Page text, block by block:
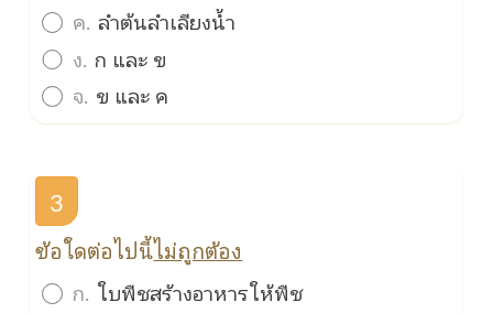
ค. ลำต้นลำเลียงน้ำ
ง. ก และ ข
จ. ข และ ค
3
ข้อใดต่อไปนี้ไม่ถูกต้อง
ก. ใบพืชสร้างอาหารให้พืช